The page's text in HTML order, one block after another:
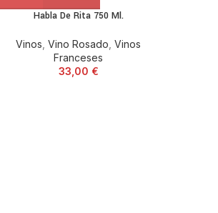
Habla De Rita 750 Ml.
Vinos Vino Rosado Vinos
Franceses
33,00 €